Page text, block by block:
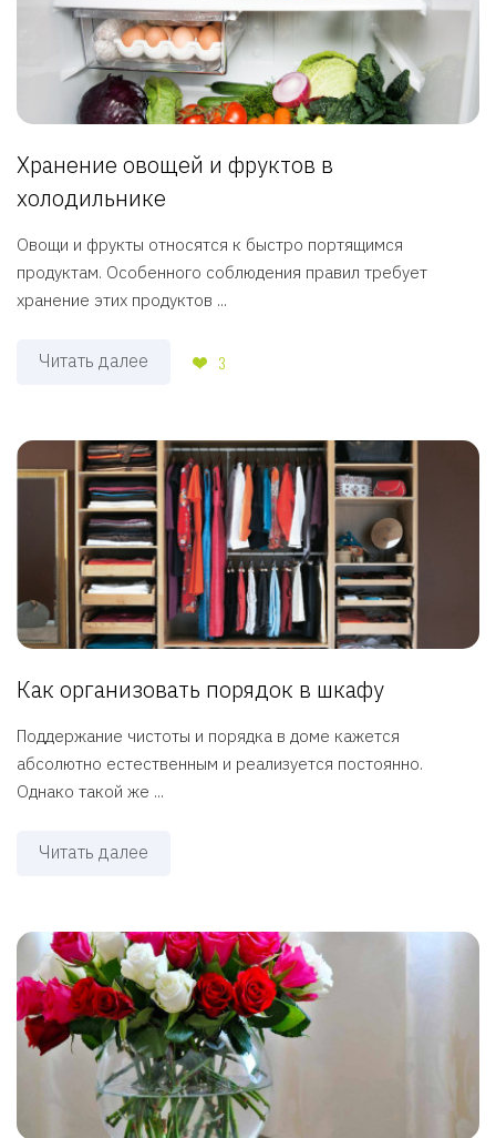
Хранение овощей и фруктов в
холодильнике
Овощи и фрукты относятся к быстро портящимся
продуктам. Особенного соблюдения правил требует
хранение этих продуктов ...
Читать далее 3
Как организовать порядок в шкафу
Поддержание чистоты и порядка в доме кажется
абсолютно естественным и реализуется постоянно.
Однако такой же ...
Читать далее